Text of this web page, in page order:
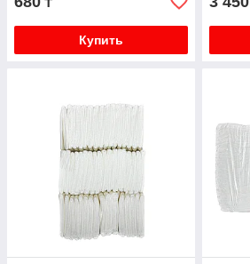
Купить